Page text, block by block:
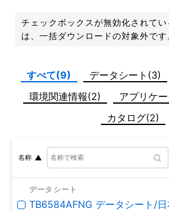
チェックボックスが無効化されてい
は、一括ダウンロードの対象外です
すべて(9) データシート(3)
環境関連情報(2)
アプリケ
カタログ(2)
名称
データシート
TB6584AFNG データシート/